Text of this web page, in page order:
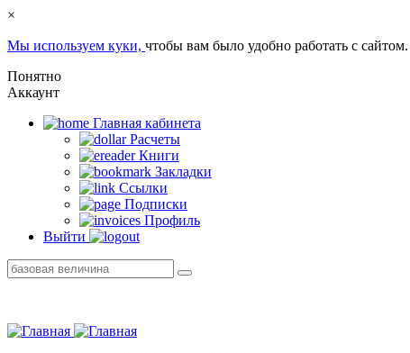
×
Мы используем куки, чтобы вам было удобно работать с сайтом.
Понятно
Аккаунт
Главная кабинетa
Расчеты
Книги
Закладки
Ссылки
Подписки
Профиль
Выйти